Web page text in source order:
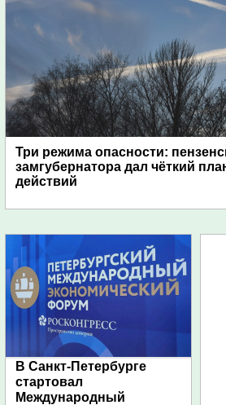
Три режима опасности:
замгубернатора дал чёткий
действий
В Санкт-Петербурге
стартовал
Международный